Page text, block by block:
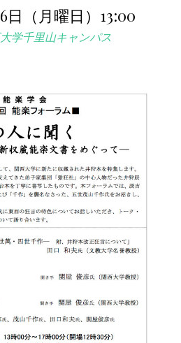
日（月曜日）13:00
学千里山キャンパス